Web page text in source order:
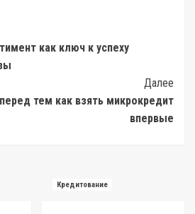
как ключ к успеху
Далее
тем как взять микрокредит
впервые
Кредитование